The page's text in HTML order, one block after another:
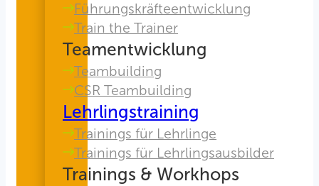
Führungskräfteentwicklung
Train the Trainer
Teamentwicklung
Teambuilding
CSR Teambuilding
Lehrlingstraining
Trainings für Lehrlinge
Trainings für Lehrlingsausbilder
Trainings & Workhops